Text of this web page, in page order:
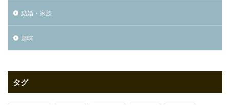
結婚・家族
趣味
タグ